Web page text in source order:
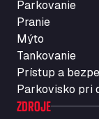
Rosario
Str.
Autotransit
Auf dem
Avin
Vasilikos
Parkovanie
Pranie
Mýto
Tankovanie
Prístup a
Parkovisko pri
ZDROJE